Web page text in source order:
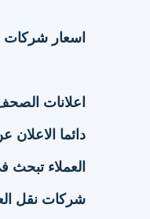
اسعار
اعلانات
دائما
العملاء
شركات نقل